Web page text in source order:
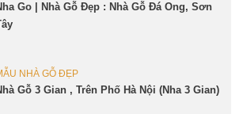
Go | Nhà Gỗ Đẹp : Nhà Gỗ Đá Ong, Sơn
NHÀ GỖ ĐẸP
Gỗ 3 Gian , Trên Phố Hà Nội (Nha 3 Gian)